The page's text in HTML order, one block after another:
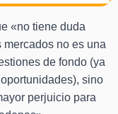
«no tiene duda
no es una
de fondo (ya
sino
perjuicio para